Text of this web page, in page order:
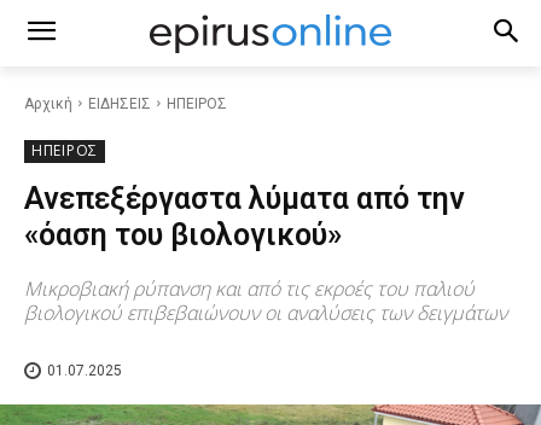
Αρχική ΕΙΔΗΣΕΙΣ ΗΠΕΙΡΟΣ
ΗΠΕΙΡΟΣ
Ανεπεξέργαστα λύματα από την
«όαση του βιολογικού»
Μικροβιακή ρύπανση και από τις εκροές του παλιού
βιολογικού επιβεβαιώνουν οι αναλύσεις των δειγμάτων
01.07.2025